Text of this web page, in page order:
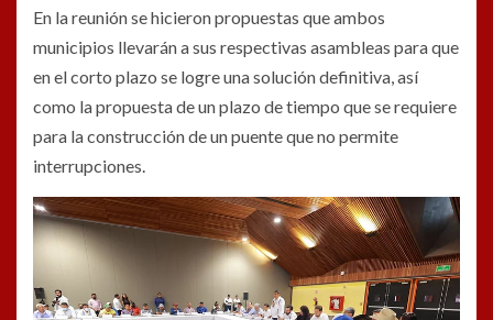
En la reunión se hicieron propuestas que ambos
municipios llevarán a sus respectivas asambleas para que
en el corto plazo se logre una solución definitiva, así
como la propuesta de un plazo de tiempo que se requiere
para la construcción de un puente que no permite
interrupciones.